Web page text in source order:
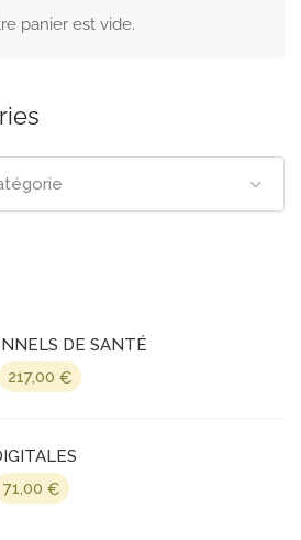
panier est vide.
DE SANTÉ
Le
:
€.
217,00 € Le
71,00 € Le